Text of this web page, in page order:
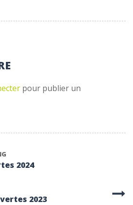
pour publier un
2024
2023